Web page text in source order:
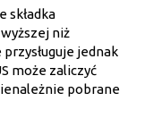
składka
niż
jednak
może zaliczyć
pobrane